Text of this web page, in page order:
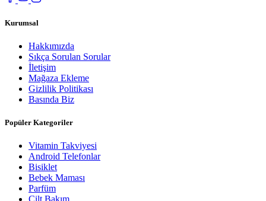
Kurumsal
Hakkımızda
Sıkça Sorulan Sorular
İletişim
Mağaza Ekleme
Gizlilik Politikası
Basında Biz
Popüler Kategoriler
Vitamin Takviyesi
Android Telefonlar
Bisiklet
Bebek Maması
Parfüm